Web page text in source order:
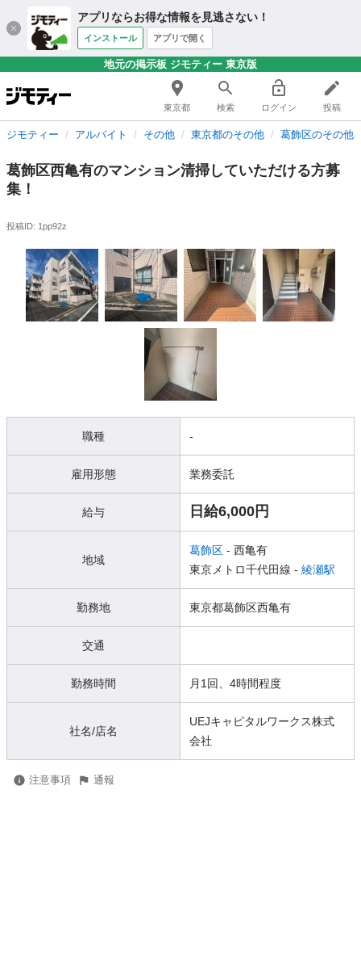
アプリならお得な情報を見逃さない！
インストール アプリで開く
地元の掲示板 ジモティー 東京版
東京都 検索 ログイン 投稿
ジモティー アルバイト その他 東京都のその他 葛飾区のその他
葛飾区西亀有のマンション清掃していただける方募
集！
投稿ID: 1pp92z
職種 -
雇用形態 業務委託
給与 日給6,000円
地域
葛飾区 - 西亀有
東京メトロ千代田線 - 綾瀬駅
勤務地 東京都葛飾区西亀有
交通
勤務時間 月1回、4時間程度
社名/店名
UEJキャピタルワークス株式
会社
注意事項 通報